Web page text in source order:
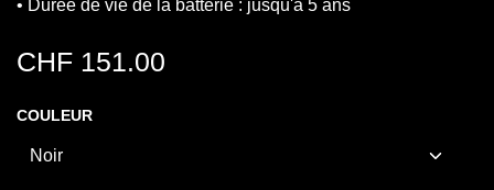
• Durée de vie de la batterie : jusqu'à 5 ans
CHF 151.00
COULEUR